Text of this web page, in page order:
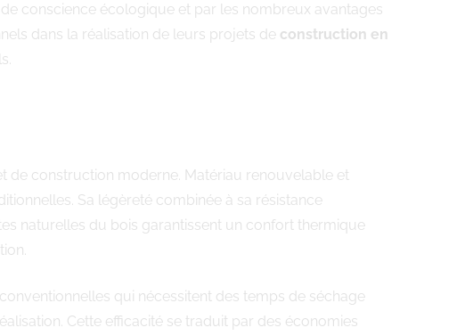
conscience écologique et par les nombreux avantages
dans la réalisation de leurs projets de construction en
de construction moderne. Matériau renouvelable et
Sa légèreté combinée à sa résistance
naturelles du bois garantissent un confort thermique
qui nécessitent des temps de séchage
Cette efficacité se traduit par des économies